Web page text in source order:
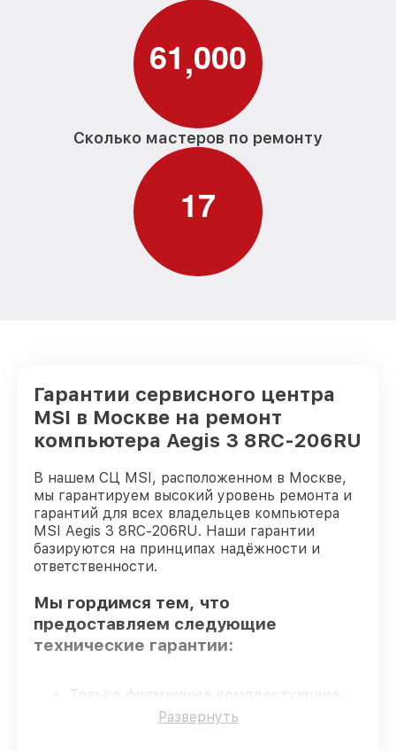
61,000
Сколько мастеров по ремонту
17
Гарантии сервисного центра
MSI в Москве на ремонт
компьютера Aegis 3 8RC-206RU
В нашем СЦ MSI, расположенном в Москве,
мы гарантируем высокий уровень ремонта и
гарантий для всех владельцев компьютера
MSI Aegis 3 8RC-206RU. Наши гарантии
базируются на принципах надёжности и
ответственности.
Мы гордимся тем, что
предоставляем следующие
технические гарантии:
Только фирменные комплектующие
только подлинные комплектующие.
Развернуть